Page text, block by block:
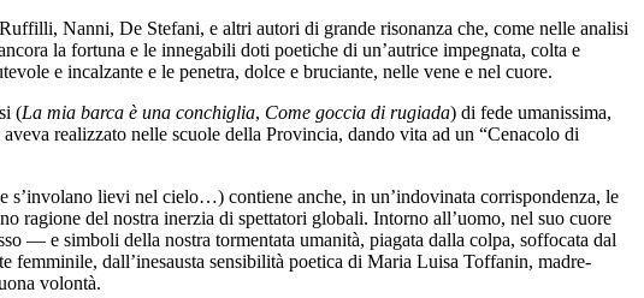
Nanni, De Stefani, e altri autori di grande risonanza che, come nelle analisi
la fortuna e le innegabili doti poetiche di un’autrice impegnata, colta e
e incalzante e le penetra, dolce e bruciante, nelle vene e nel cuore.
(La mia barca è una conchiglia, Come goccia di rugiada) di fede umanissima,
realizzato nelle scuole della Provincia, dando vita ad un “Cenacolo di
lievi nel cielo…) contiene anche, in un’indovinata corrispondenza, le
ragione del nostra inerzia di spettatori globali. Intorno all’uomo, nel suo cuore
— e simboli della nostra tormentata umanità, piagata dalla colpa, soffocata dal
femminile, dall’inesausta sensibilità poetica di Maria Luisa Toffanin, madre-
volontà.